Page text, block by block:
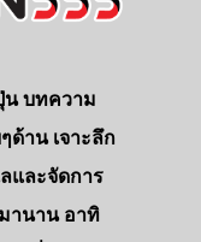
น บทความ
ด้าน เจาะลึก
และจัดการ
านาน อาทิ